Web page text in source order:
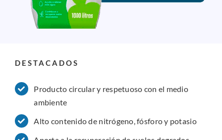
DESTACADOS
Producto circular y respetuoso con el medio
ambiente
Alto contenido de nitrógeno, fósforo y potasio